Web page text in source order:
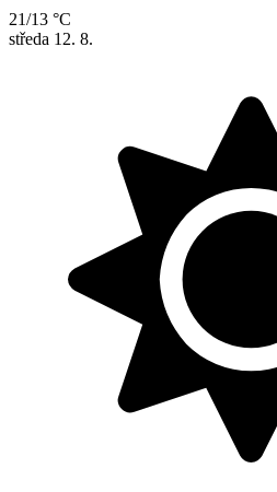
21/13 °C
středa 12. 8.